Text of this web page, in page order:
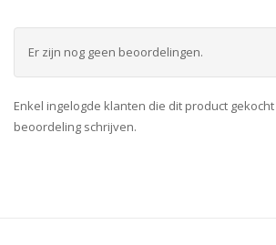
Er zijn nog geen beoordelingen.
Enkel ingelogde klanten die dit product
beoordeling schrijven.